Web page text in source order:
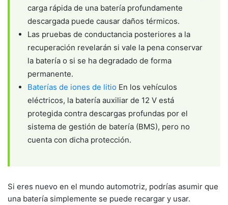
carga rápida de una batería profundamente
descargada puede causar daños térmicos.
Las pruebas de conductancia posteriores a la
recuperación revelarán si vale la pena conservar
la batería o si se ha degradado de forma
permanente.
Baterías de iones de litio En los vehículos
eléctricos, la batería auxiliar de 12 V está
protegida contra descargas profundas por el
sistema de gestión de batería (BMS), pero no
cuenta con dicha protección.
Si eres nuevo en el mundo automotriz, podrías asumir que
una batería simplemente se puede recargar y usar.